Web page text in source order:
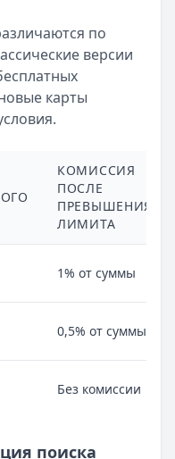
по
версии
карты
КОМИССИЯ
ПОСЛЕ
ПРЕВЫШЕНИЯ
ЛИМИТА
1% от суммы
0,5% от суммы
Без комиссии
поиска